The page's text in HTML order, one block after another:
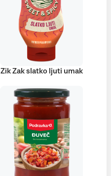
Zik Zak slatko ljuti umak